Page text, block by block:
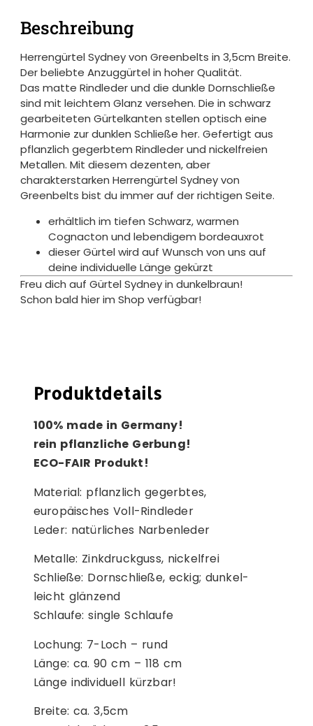
Beschreibung
Herrengürtel Sydney von Greenbelts in 3,5cm Breite.
Der beliebte Anzuggürtel in hoher Qualität.
Das matte Rindleder und die dunkle Dornschließe
sind mit leichtem Glanz versehen. Die in schwarz
gearbeiteten Gürtelkanten stellen optisch eine
Harmonie zur dunklen Schließe her. Gefertigt aus
pflanzlich gegerbtem Rindleder und nickelfreien
Metallen. Mit diesem dezenten, aber
charakterstarken Herrengürtel Sydney von
Greenbelts bist du immer auf der richtigen Seite.
erhältlich im tiefen Schwarz, warmen
Cognacton und lebendigem bordeauxrot
dieser Gürtel wird auf Wunsch von uns auf
deine individuelle Länge gekürzt
Freu dich auf Gürtel Sydney in dunkelbraun!
Schon bald hier im Shop verfügbar!
Produktdetails
100% made in Germany!
rein pflanzliche Gerbung!
ECO-FAIR Produkt!
Material: pflanzlich gegerbtes,
europäisches Voll-Rindleder
Leder: natürliches Narbenleder
Metalle: Zinkdruckguss, nickelfrei
Schließe: Dornschließe, eckig; dunkel-
leicht glänzend
Schlaufe: single Schlaufe
Lochung: 7-Loch – rund
Länge: ca. 90 cm – 118 cm
Länge individuell kürzbar!
Breite: ca. 3,5cm